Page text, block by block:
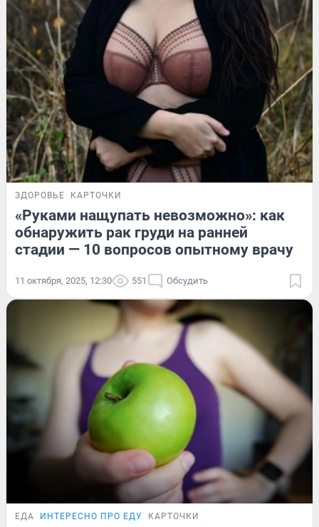
ЗДОРОВЬЕ КАРТОЧКИ
«Руками нащупать невозможно»: как
обнаружить рак груди на ранней
стадии — 10 вопросов опытному врачу
11 октября, 2025, 12:30 551 Обсудить
ЕДА ИНТЕРЕСНО ПРО ЕДУ КАРТОЧКИ